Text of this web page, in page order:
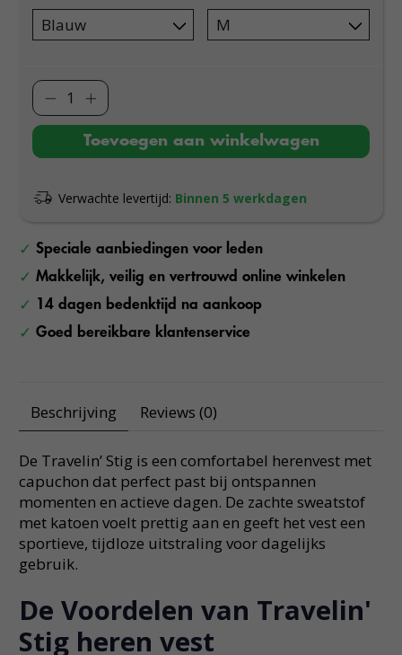
Toevoegen aan winkelwagen
Verwachte levertijd: Binnen 5 werkdagen
Speciale aanbiedingen voor leden
Makkelijk, veilig en vertrouwd online winkelen
14 dagen bedenktijd na aankoop
Goed bereikbare klantenservice
Beschrijving Reviews (0)
De Travelin’ Stig is een comfortabel herenvest met
capuchon dat perfect past bij ontspannen
momenten en actieve dagen. De zachte sweatstof
met katoen voelt prettig aan en geeft het vest een
sportieve, tijdloze uitstraling voor dagelijks
gebruik.
De Voordelen van Travelin'
Stig heren vest